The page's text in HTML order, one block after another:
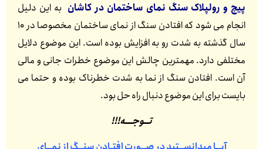
پیچ و رولپلاک سنگ نمای ساختمان در کاشان به این دلیل
انجام می شود که افتادن سنگ از نمای ساختمان مخصوصا در 10
سال گذشته به شدت رو به افزایش بوده است. این موضوع دلایل
مختلفی دارد. مهمترین چالش این موضوع خطرات جانی و مالی
آن است. افتادن سنگ از نما به شدت خطرناک بوده و حتما می
بایست برای این موضوع دنبال راه حل بود.
تــوجـــه!!!